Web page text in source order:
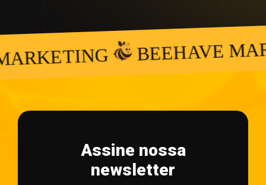
BEEHAVE
Assine nossa
newsletter